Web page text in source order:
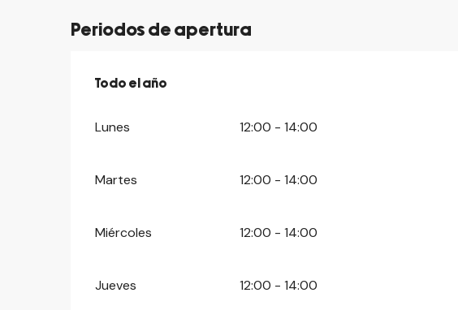
Periodos de apertura
Todo el año
Todo el año
Lunes 12:00 - 14:00
Martes 12:00 - 14:00
Miércoles 12:00 - 14:00
Jueves 12:00 - 14:00